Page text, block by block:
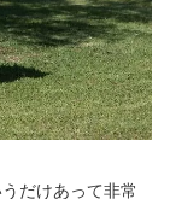
だけあって非常